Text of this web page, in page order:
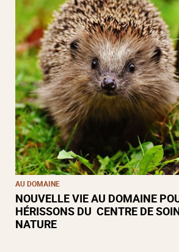
AU DOMAINE
NOUVELLE VIE AU DOMAINE
HÉRISSONS DU CENTRE DE
NATURE